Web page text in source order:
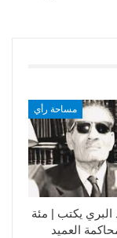
مساحة رأي
البري يكتب | مئة
العميد